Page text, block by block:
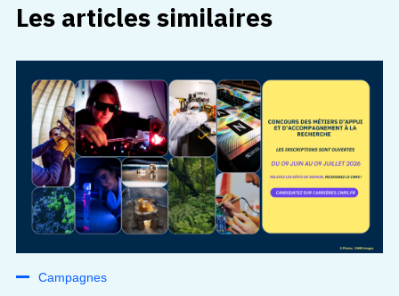
Les articles similaires
Campagnes